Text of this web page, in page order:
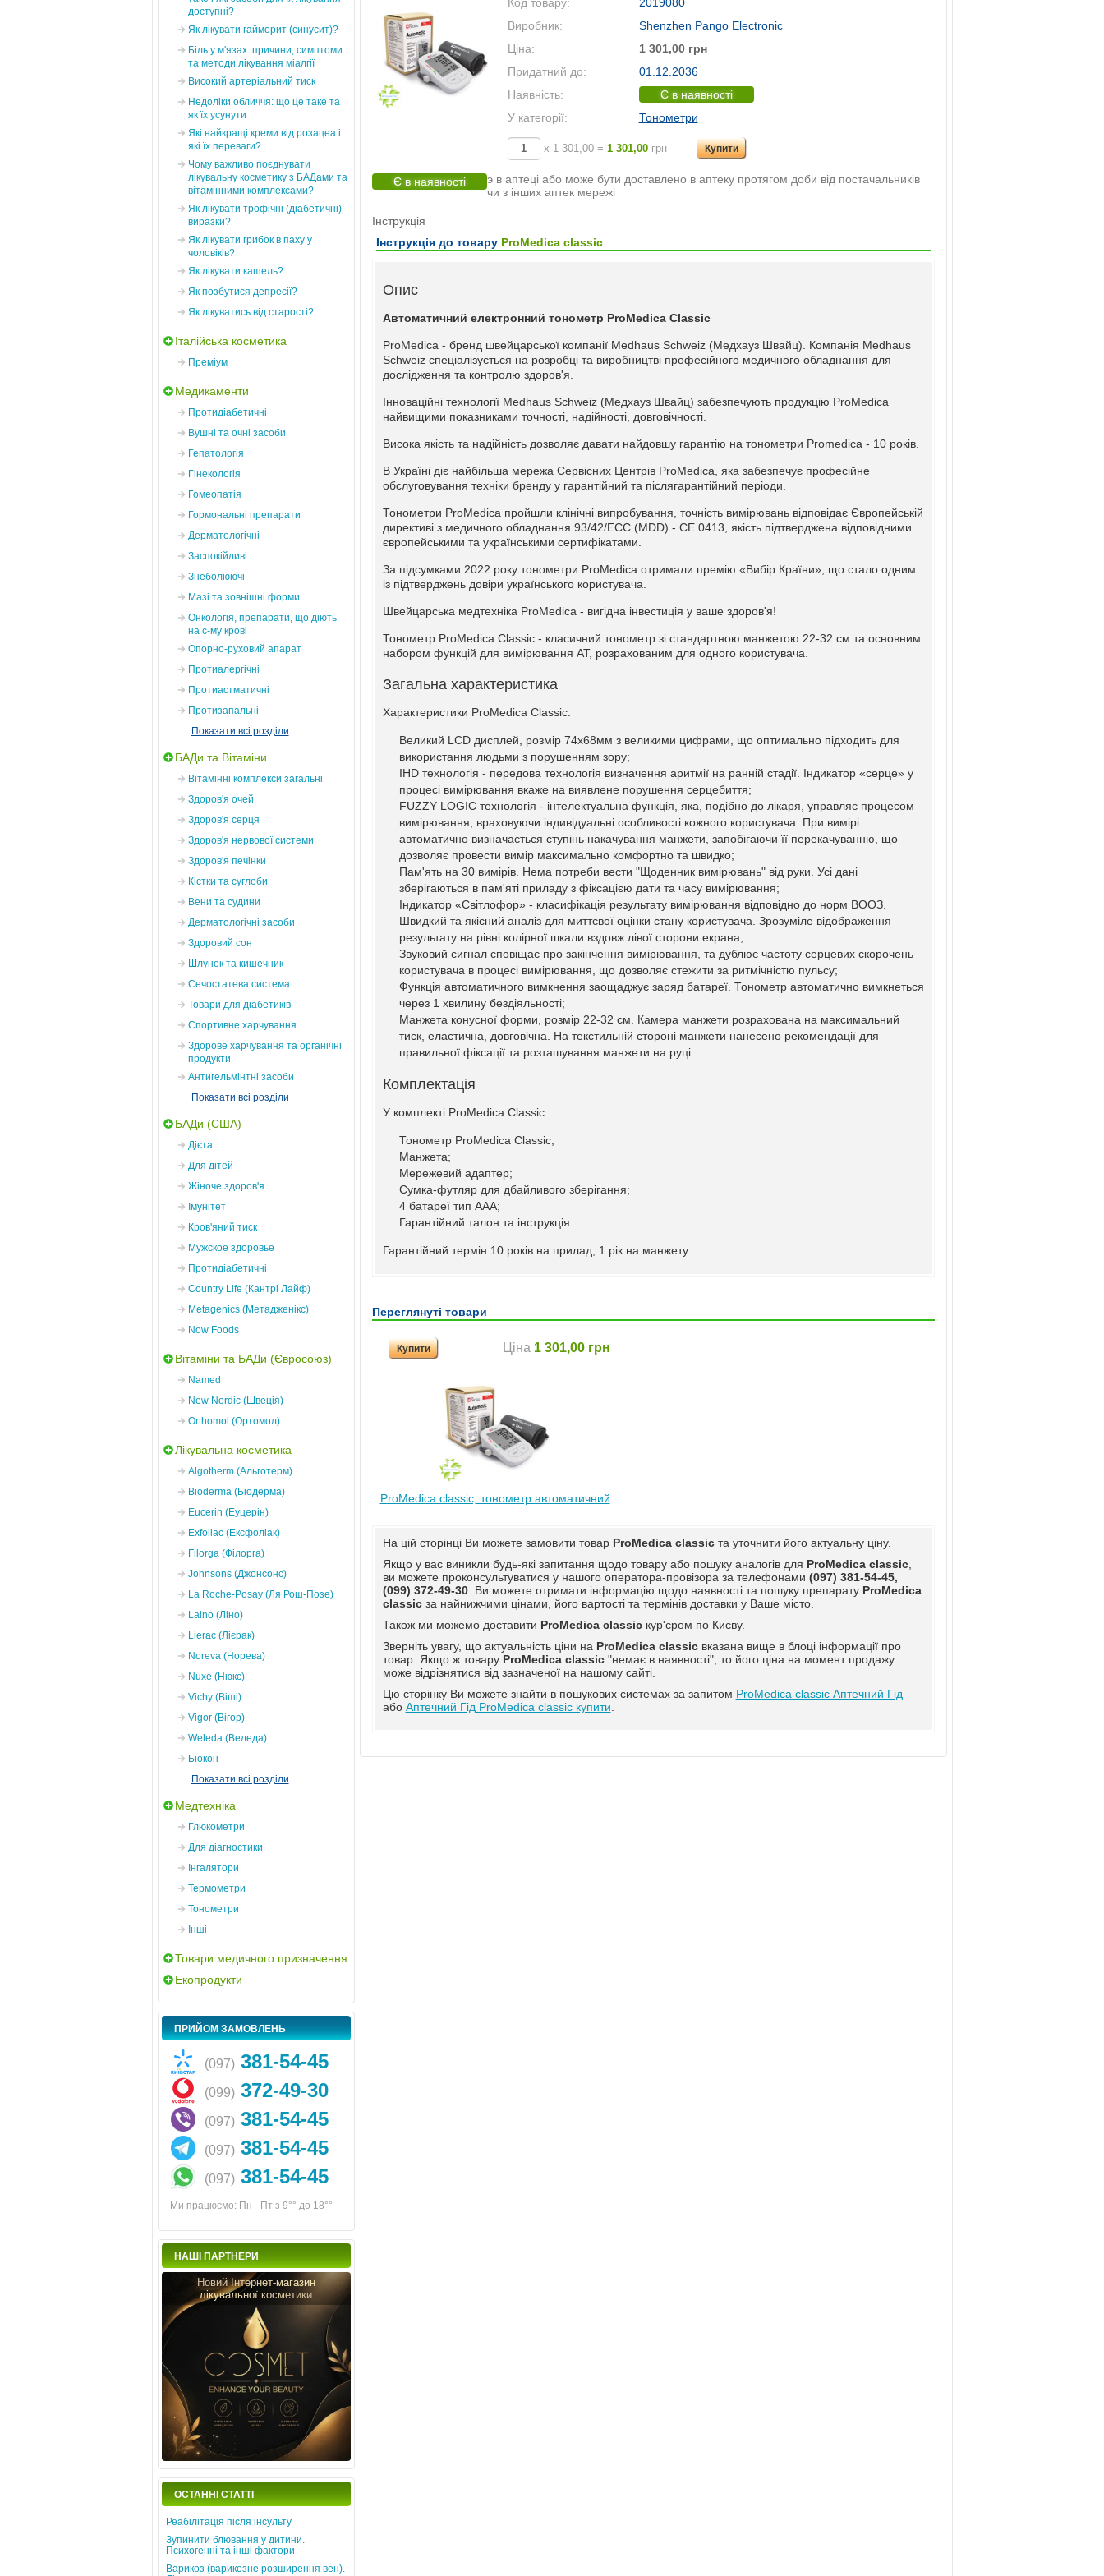
доступні?
Як лікувати гайморит (синусит)?
Біль у м'язах: причини, симптоми
та методи лікування міалгії
Високий артеріальний тиск
Недоліки обличчя: що це таке та
як їх усунути
Які найкращі креми від розацеа і
які їх переваги?
Чому важливо поєднувати
лікувальну косметику з БАДами та
вітамінними комплексами?
Як лікувати трофічні (діабетичні)
виразки?
Як лікувати грибок в паху у
чоловіків?
Як лікувати кашель?
Як позбутися депресії?
Як лікуватись від старості?
Італійська косметика
Преміум
Медикаменти
Протидіабетичні
Вушні та очні засоби
Гепатологія
Гінекологія
Гомеопатія
Гормональні препарати
Дерматологічні
Заспокійливі
Знеболюючі
Мазі та зовнішні форми
Онкологія, препарати, що діють
на с-му крові
Опорно-руховий апарат
Протиалергічні
Протиастматичні
Протизапальні
Показати всі розділи
БАДи та Вітаміни
Вітамінні комплекси загальні
Здоров'я очей
Здоров'я серця
Здоров'я нервової системи
Здоров'я печінки
Кістки та суглоби
Вени та судини
Дерматологічні засоби
Здоровий сон
Шлунок та кишечник
Сечостатева система
Товари для діабетиків
Спортивне харчування
Здорове харчування та органічні
продукти
Антигельмінтні засоби
Показати всі розділи
БАДи (США)
Дієта
Для дітей
Жіноче здоров'я
Імунітет
Кров'яний тиск
Мужское здоровье
Протидіабетичні
Country Life (Кантрі Лайф)
Metagenics (Метадженікс)
Now Foods
Вітаміни та БАДи (Євросоюз)
Named
New Nordic (Швеція)
Orthomol (Ортомол)
Лікувальна косметика
Algotherm (Альготерм)
Bioderma (Біодерма)
Eucerin (Еуцерін)
Exfoliac (Ексфоліак)
Filorga (Філорга)
Johnsons (Джонсонс)
La Roche-Posay (Ля Рош-Позе)
Laino (Ліно)
Lierac (Лієрак)
Noreva (Норева)
Nuxe (Нюкс)
Vichy (Віші)
Vigor (Вігор)
Weleda (Веледа)
Біокон
Показати всі розділи
Медтехніка
Глюкометри
Для діагностики
Інгалятори
Термометри
Тонометри
Інші
Товари медичного призначення
Екопродукти
ПРИЙОМ ЗАМОВЛЕНЬ
(097)381-54-45
(099)372-49-30
(097)381-54-45
(097)381-54-45
(097)381-54-45
Ми працюємо: Пн - Пт з 9°° до 18°°
НАШІ ПАРТНЕРИ
Новий Інтернет-магазин
лікувальної косметики
ОСТАННІ СТАТТІ
Реабілітація після інсульту
Зупинити блювання у дитини.
Психогенні та інші фактори
Варикоз (варикозне розширення вен).
Виробник:
Shenzhen Pango Electronic
Ціна:
1 301,00 грн
Придатний до:
01.12.2036
Наявність:
Є в наявності
У категорії:
Тонометри
х 1 301,00 = 1 301,00 грн Купити
Є в наявності
э в аптеці або може бути доставлено в аптеку протягом доби від постачальників
чи з інших аптек мережі
Інструкція
Інструкція до товару ProMedica сlassic
Опис
Автоматичний електронний тонометр ProMedica Classic
ProMedica - бренд швейцарської компанії Medhaus Schweiz (Медхауз Швайц). Компанія Medhaus
Schweiz спеціалізується на розробці та виробництві професійного медичного обладнання для
дослідження та контролю здоров'я.
Інноваційні технології Medhaus Schweiz (Медхауз Швайц) забезпечують продукцію ProMedica
найвищими показниками точності, надійності, довговічності.
Висока якість та надійність дозволяє давати найдовшу гарантію на тонометри Promedica - 10 років.
В Україні діє найбільша мережа Сервісних Центрів ProMedica, яка забезпечує професійне
обслуговування техніки бренду у гарантійний та післягарантійний періоди.
Тонометри ProMedica пройшли клінічні випробування, точність вимірювань відповідає Європейській
директиві з медичного обладнання 93/42/ЕСС (MDD) - CE 0413, якість підтверджена відповідними
європейськими та українськими сертифікатами.
За підсумками 2022 року тонометри ProMedica отримали премію «Вибір Країни», що стало одним
із підтверджень довіри українського користувача.
Швейцарська медтехніка ProMedica - вигідна інвестиція у ваше здоров'я!
Тонометр ProMedica Classic - класичний тонометр зі стандартною манжетою 22-32 см та основним
набором функцій для вимірювання АТ, розрахованим для одного користувача.
Загальна характеристика
Характеристики ProMedica Classic:
Великий LCD дисплей, розмір 74х68мм з великими цифрами, що оптимально підходить для
використання людьми з порушенням зору;
IHD технологія - передова технологія визначення аритмії на ранній стадії. Індикатор «серце» у
процесі вимірювання вкаже на виявлене порушення серцебиття;
FUZZY LOGIC технологія - інтелектуальна функція, яка, подібно до лікаря, управляє процесом
вимірювання, враховуючи індивідуальні особливості кожного користувача. При вимірі
автоматично визначається ступінь накачування манжети, запобігаючи її перекачуванню, що
дозволяє провести вимір максимально комфортно та швидко;
Пам'ять на 30 вимірів. Нема потреби вести "Щоденник вимірювань" від руки. Усі дані
зберігаються в пам'яті приладу з фіксацією дати та часу вимірювання;
Індикатор «Світлофор» - класифікація результату вимірювання відповідно до норм ВООЗ.
Швидкий та якісний аналіз для миттєвої оцінки стану користувача. Зрозуміле відображення
результату на рівні колірної шкали вздовж лівої сторони екрана;
Звуковий сигнал сповіщає про закінчення вимірювання, та дублює частоту серцевих скорочень
користувача в процесі вимірювання, що дозволяє стежити за ритмічністю пульсу;
Функція автоматичного вимкнення заощаджує заряд батареї. Тонометр автоматично вимкнеться
через 1 хвилину бездіяльності;
Манжета конусної форми, розмір 22-32 см. Камера манжети розрахована на максимальний
тиск, еластична, довговічна. На текстильній стороні манжети нанесено рекомендації для
правильної фіксації та розташування манжети на руці.
Комплектація
У комплекті ProMedica Classic:
Тонометр ProMedica Classic;
Манжета;
Мережевий адаптер;
Сумка-футляр для дбайливого зберігання;
4 батареї тип ААА;
Гарантійний талон та інструкція.
Гарантійний термін 10 років на прилад, 1 рік на манжету.
Переглянуті товари
Купити Ціна 1 301,00 грн
ProMedica сlassic, тонометр автоматичний
На цій сторінці Ви можете замовити товар ProMedica сlassicта уточнити його актуальну ціну.
Якщо у вас виникли будь-які запитання щодо товару або пошуку аналогів для ProMedica сlassic,
ви можете проконсультуватися у нашого оператора-провізора за телефонами (097) 381-54-45,
(099) 372-49-30. Ви можете отримати інформацію щодо наявності та пошуку препарату ProMedica
сlassicза найнижчими цінами, його вартості та термінів доставки у Ваше місто.
Також ми можемо доставити ProMedica сlassicкур'єром по Києву.
Зверніть увагу, що актуальність ціни на ProMedica сlassicвказана вище в блоці інформації про
товар. Якщо ж товару ProMedica сlassic"немає в наявності", то його ціна на момент продажу
може відрізнятися від зазначеної на нашому сайті.
Цю сторінку Ви можете знайти в пошукових системах за запитом ProMedica сlassic Аптечний Гід
або Аптечний Гід ProMedica сlassic купити